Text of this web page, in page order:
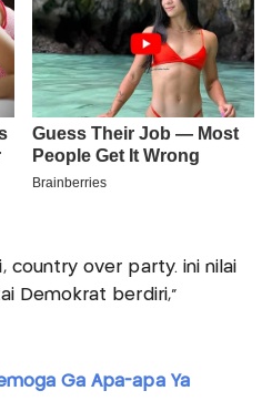
country over party. ini nilai
Demokrat berdiri,”
Ga Apa-apa Ya